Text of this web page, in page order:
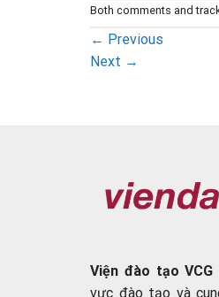
Both comments and
← Previous
Next →
Viện đào tạo VCG
vực đào tạo và